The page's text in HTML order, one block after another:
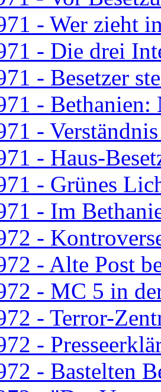
- Wer zieht
- Die drei
- Besetzer
- Bethanien:
-
- Haus-
- Grünes
- Im
-
- Alte Post
- MC 5 in
- Terror-
-
- Bastelten